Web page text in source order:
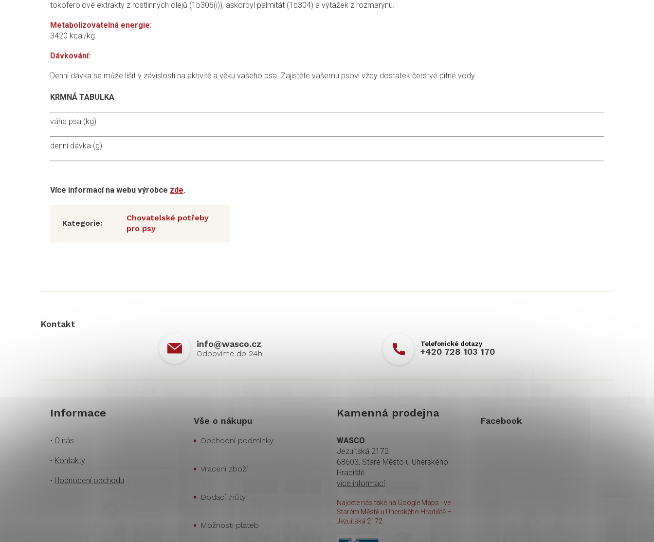
tokoferolové extrakty z rostlinných olejů (1b306(i)), askorbyl palmitát (1b304) a výtažek z rozmarýnu.
Metabolizovatelná energie:
3420 kcal/kg.
Dávkování:
Denní dávka se může lišit v závislosti na aktivitě a věku vašeho psa. Zajistěte vašemu psovi vždy dostatek čerstvé pitné vody.
KRMNÁ TABULKA
váha psa (kg)
denní dávka (g)
Více informací na webu výrobce zde.
Kategorie:
Chovatelské potřeby
pro psy
Kontakt
info@wasco.cz
+420 728 103 170
Informace
• O nás
• Kontakty
• Hodnocení obchodu
Vše o nákupu
Obchodní podmínky
Vrácení zboží
Dodací lhůty
Možnosti plateb
Kamenná prodejna
WASCO
Jezuitská 2172
68603, Staré Město u Uherského
Hradiště
více informací
Najdete nás také na Google Maps - ve
Starém Městě u Uherského Hradiště –
Jezuitská 2172.
Facebook